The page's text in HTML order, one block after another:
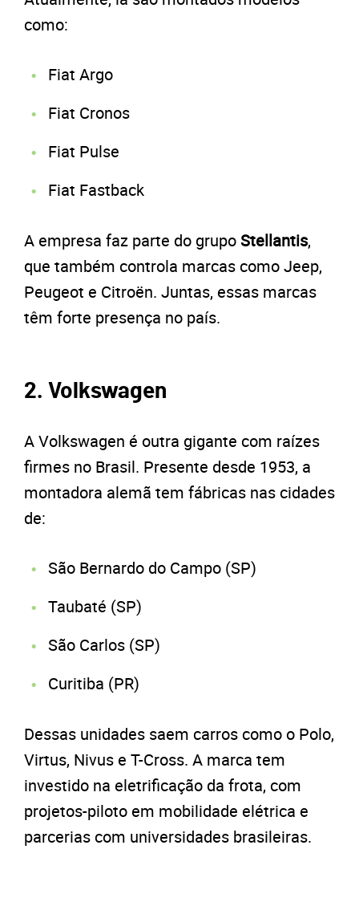
como:
Fiat Argo
Fiat Cronos
Fiat Pulse
Fiat Fastback
A empresa faz parte do grupoStellantis,
que também controla marcas como Jeep,
Peugeot e Citroën. Juntas, essas marcas
têm forte presença no país.
2. Volkswagen
A Volkswagen é outra gigante com raízes
firmes no Brasil. Presente desde 1953, a
montadora alemã tem fábricas nas cidades
de:
São Bernardo do Campo (SP)
Taubaté (SP)
São Carlos (SP)
Curitiba (PR)
Dessas unidades saem carros como o Polo,
Virtus, Nivus e T-Cross. A marca tem
investido na eletrificação da frota, com
projetos-piloto em mobilidade elétrica e
parcerias com universidades brasileiras.